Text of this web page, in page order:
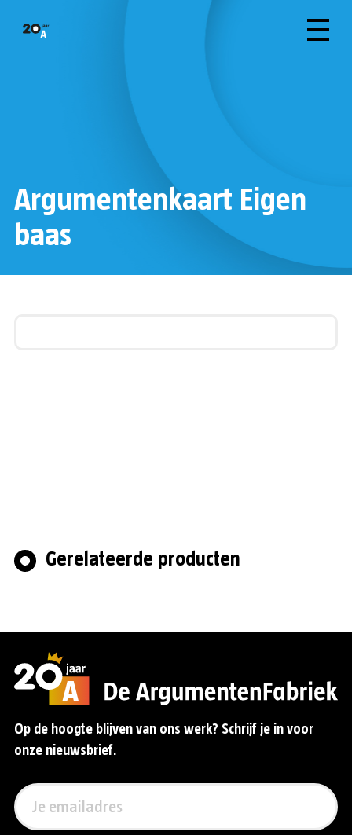
Argumentenkaart Eigen
baas
Gerelateerde producten
Op de hoogte blijven van ons werk? Schrijf je in voor
onze nieuwsbrief.